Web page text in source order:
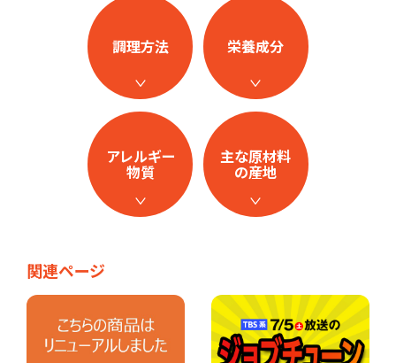
調理方法 栄養成分
アレルギー
物質
主な原材料
の産地
関連ページ